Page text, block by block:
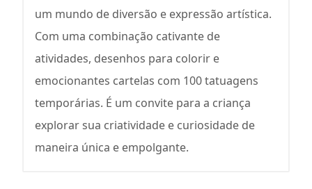
um mundo de diversão e expressão artística.
Com uma combinação cativante de
atividades, desenhos para colorir e
emocionantes cartelas com 100 tatuagens
temporárias. É um convite para a criança
explorar sua criatividade e curiosidade de
maneira única e empolgante.